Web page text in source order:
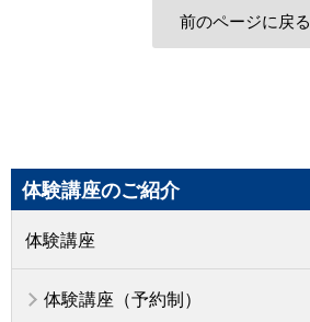
前のページに戻る
体験講座のご紹介
体験講座
体験講座（予約制）